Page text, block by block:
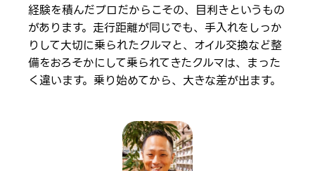
経験を積んだプロだからこその、目利きというもの
があります。走行距離が同じでも、手入れをしっか
りして大切に乗られたクルマと、オイル交換など整
備をおろそかにして乗られてきたクルマは、まった
く違います。乗り始めてから、大きな差が出ます。